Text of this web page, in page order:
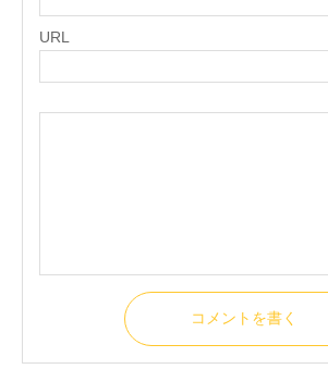
URL
コメントを書く